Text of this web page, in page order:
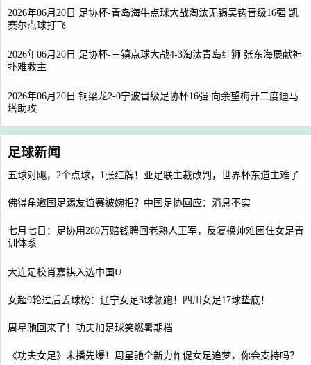
2026年06月20日 足协杯-青岛海牛点球大战淘汰无锡吴钩晋级16强 凯
赛尔点球打飞
2026年06月20日 足协杯-三镇点球大战4-3淘汰青岛红狮 张东海屡献神
扑难救主
2026年06月20日 铜梁龙2-0宁波晋级足协杯16强 向余望梅开二度迪马
塔助攻
足球新闻
五球对飚，2个点球，1张红牌！亚足联主裁改判，世界杯东道主难了
佛得角邀国足踢友谊赛被婉拒？中国足协回应：消息不实
七月七日：足协用280万赔钱聘回老熟人王军，反复换帅难困住女足青
训体系
大连足校肖嘉祺入选中国U
女超9轮过后丢球榜：辽宁女足3球领跑！四川女足17球垫底！
周星驰回来了！功夫加足球笑燃暑期档
《功夫女足》未播先爆！周星驰全新力作促女足追梦，你会支持吗？